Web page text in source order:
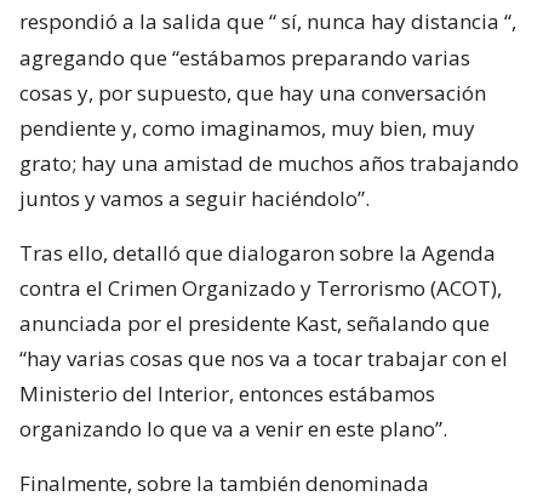
respondió a la salida que “sí, nunca hay distancia “,
agregando que “estábamos preparando varias
cosas y, por supuesto, que hay una conversación
pendiente y, como imaginamos, muy bien, muy
grato; hay una amistad de muchos años trabajando
juntos y vamos a seguir haciéndolo”.
Tras ello, detalló que dialogaron sobre la Agenda
contra el Crimen Organizado y Terrorismo (ACOT),
anunciada por el presidente Kast, señalando que
“hay varias cosas que nos va a tocar trabajar con el
Ministerio del Interior, entonces estábamos
organizando lo que va a venir en este plano”.
Finalmente, sobre la también denominada